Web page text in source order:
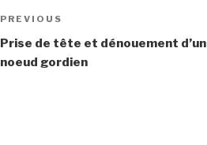
Post
navigation
Previous
Post
PREVIOUS
Prise de tête et dénouement d’un
noeud gordien